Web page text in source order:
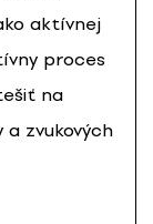
aktívnej
proces
na
zvukových